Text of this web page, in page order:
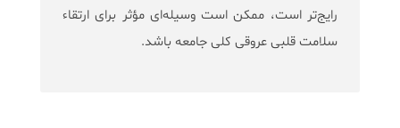
رایج‌تر است، ممکن است وسیله‌ای مؤثر برای ارتقاء
سلامت قلبی عروقی کلی جامعه باشد.